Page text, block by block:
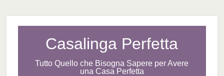
Casalinga Perfetta
Tutto Quello che Bisogna Sapere per Avere
una Casa Perfetta